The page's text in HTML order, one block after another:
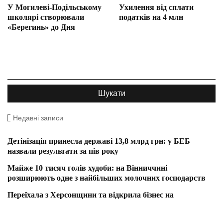
У Могилеві-Подільському
школярі створювали
«Берегинь» до Дня
Ухилення від сплати
податків на 4 млн
Недавні записи
Детінізація принесла державі 13,8 млрд грн: у БЕБ
назвали результати за пів року
Майже 10 тисяч голів худоби: на Вінниччині
розширюють одне з найбільших молочних господарств
Переїхала з Херсонщини та відкрила бізнес на